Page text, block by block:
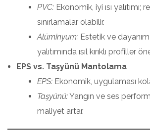
PVC: Ekonomik, iyi ısı
sınırlamalar olabilir.
Alüminyum: Estetik ve dayanım
yalıtımında ısıl kırıklı profiller
EPS vs. Taşyünü Mantolama
EPS: Ekonomik, uygulaması
Taşyünü:Yangın ve ses
maliyet artar.